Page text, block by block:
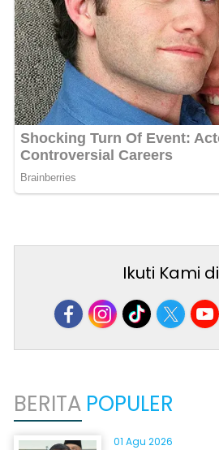
Ikuti Kami di
BERITA POPULER
01 Agu 2026